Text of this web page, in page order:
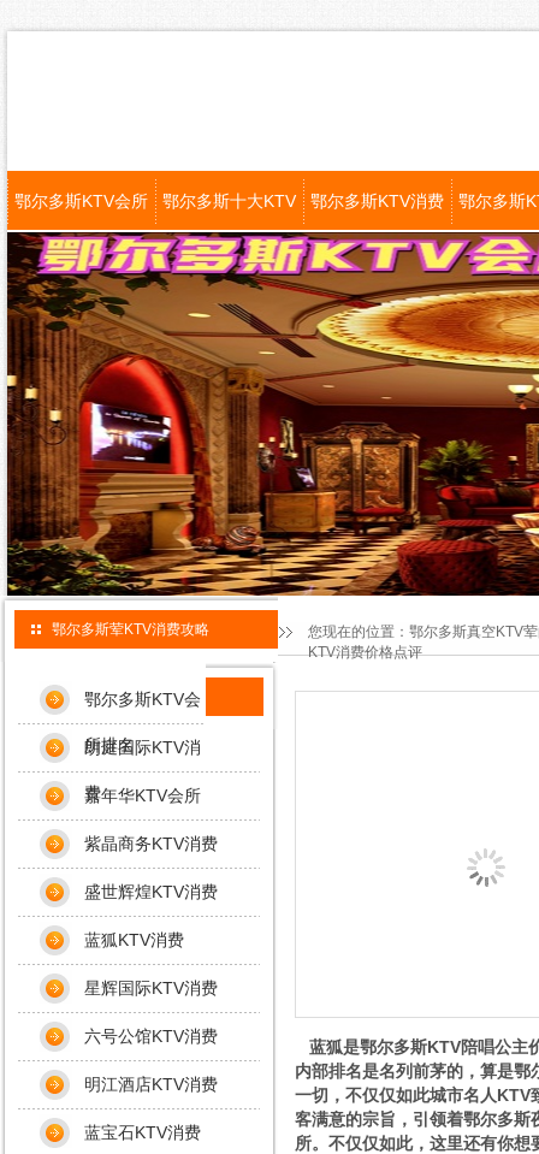
鄂尔多斯KTV会所 鄂尔多斯十大KTV 鄂尔多斯KTV消费 鄂尔多斯
您现在的位置： 鄂尔多斯真空KTV
KTV消费价格点评
蓝狐是鄂尔多斯KTV陪唱公主
内部排名是名列前茅的，算是
一切，不仅仅如此城市名人KTV
客满意的宗旨，引领着鄂尔多
所。不仅仅如此，这里还有你
鄂尔多斯荤KTV消费攻略
鄂尔多斯KTV会
所排名
朗庭国际KTV消
费
嘉年华KTV会所
紫晶商务KTV消费
盛世辉煌KTV消费
蓝狐KTV消费
星辉国际KTV消费
六号公馆KTV消费
明江酒店KTV消费
蓝宝石KTV消费